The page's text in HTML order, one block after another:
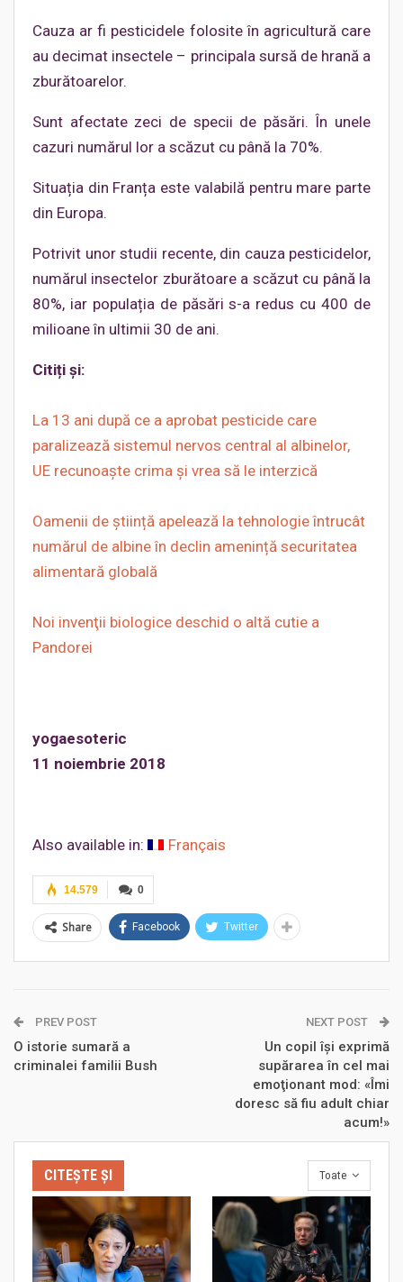
Cauza ar fi pesticidele folosite în agricultură care
au decimat insectele – principala sursă de hrană a
zburătoarelor.
Sunt afectate zeci de specii de păsări. În unele
cazuri numărul lor a scăzut cu până la 70%.
Situația din Franța este valabilă pentru mare parte
din Europa.
Potrivit unor studii recente, din cauza pesticidelor,
numărul insectelor zburătoare a scăzut cu până la
80%, iar populația de păsări s-a redus cu 400 de
milioane în ultimii 30 de ani.
Citiți și:
La 13 ani după ce a aprobat pesticide care
paralizează sistemul nervos central al albinelor,
UE recunoaște crima și vrea să le interzică
Oamenii de știință apelează la tehnologie întrucât
numărul de albine în declin amenință securitatea
alimentară globală
Noi invenţii biologice deschid o altă cutie a
Pandorei
yogaesoteric
11 noiembrie 2018
Also available in: Français
0
14.579
Share Facebook Twitter
PREV POST
O istorie sumară a
criminalei familii Bush
NEXT POST
Un copil îşi exprimă
supărarea în cel mai
emoţionant mod: «Îmi
doresc să fiu adult chiar
acum!»
Toate
CITEȘTE ȘI